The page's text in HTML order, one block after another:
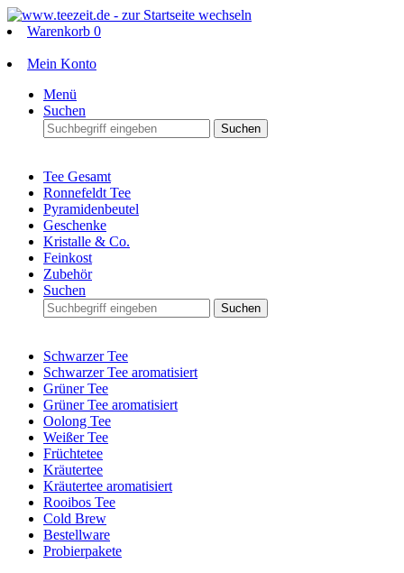
Warenkorb 0
Mein Konto
Menü
Suchen
Suchen
Tee Gesamt
Ronnefeldt Tee
Pyramidenbeutel
Geschenke
Kristalle & Co.
Feinkost
Zubehör
Suchen
Suchen
Schwarzer Tee
Schwarzer Tee aromatisiert
Grüner Tee
Grüner Tee aromatisiert
Oolong Tee
Weißer Tee
Früchtetee
Kräutertee
Kräutertee aromatisiert
Rooibos Tee
Cold Brew
Bestellware
Probierpakete